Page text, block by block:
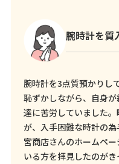
腕時計を質
腕時計を3点質預かりし
恥ずかしながら、自身
達に苦労していました
が、入手困難な時計の
宮商店さんのホームペ
いる方を拝見したのがき